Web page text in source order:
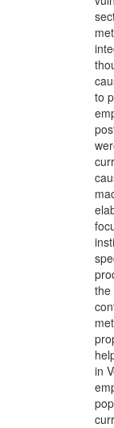
to
the
in